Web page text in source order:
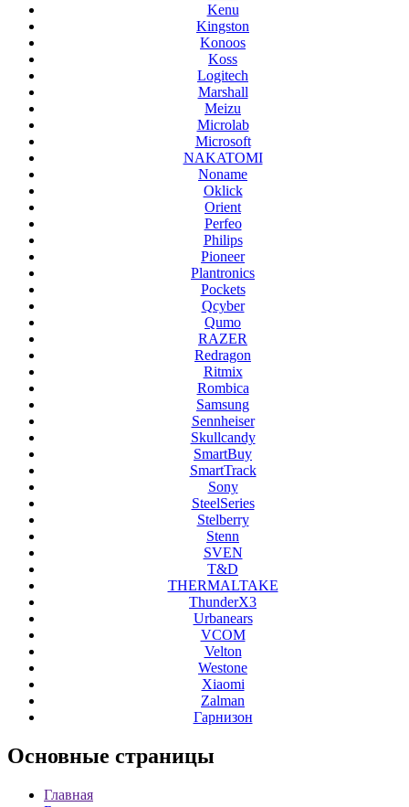
Kenu
Kingston
Konoos
Koss
Logitech
Marshall
Meizu
Microlab
Microsoft
NAKATOMI
Noname
Oklick
Orient
Perfeo
Philips
Pioneer
Plantronics
Pockets
Qcyber
Qumo
RAZER
Redragon
Ritmix
Rombica
Samsung
Sennheiser
Skullcandy
SmartBuy
SmartTrack
Sony
SteelSeries
Stelberry
Stenn
SVEN
T&D
THERMALTAKE
ThunderX3
Urbanears
VCOM
Velton
Westone
Xiaomi
Zalman
Гарнизон
Основные страницы
Главная